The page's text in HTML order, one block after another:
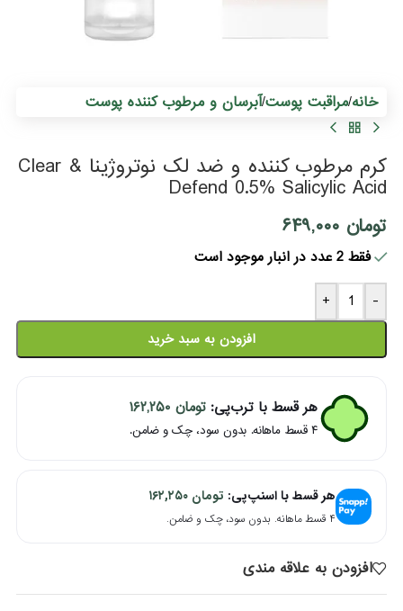
خانه/مراقبت پوست/آبرسان و مرطوب کننده پوست
کرم مرطوب کننده و ضد لک نوتروژینا Clear &
Defend 0.5% Salicylic Acid
تومان
فقط 2 عدد در انبار موجود است
-
+
افزودن به سبد خرید
هر قسط با ترب‌پی: تومان
۴ قسط ماهانه. بدون سود، چک و ضامن.
هر قسط با اسنپ‌پی: تومان
۴ قسط ماهانه. بدون سود، چک و ضامن.
افزودن به علاقه مندی